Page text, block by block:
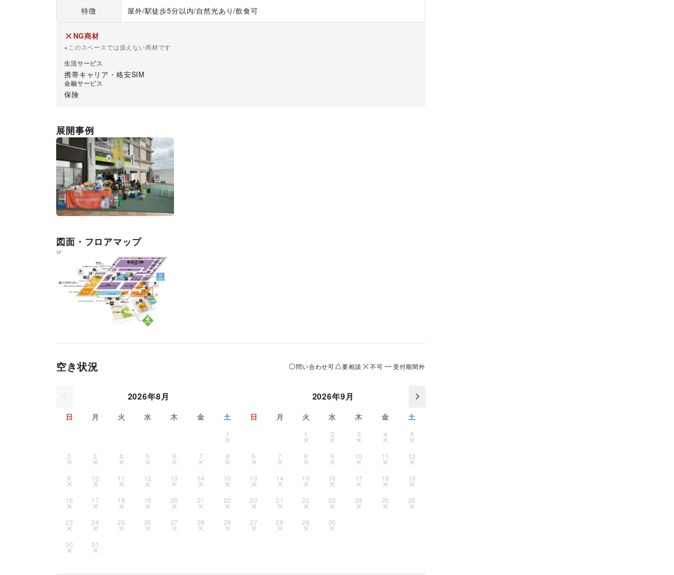
特徴 屋外/駅徒歩5分以内/自然光あり/飲食可
NG商材
※このスペースでは扱えない商材です
生活サービス
携帯キャリア・格安SIM
金融サービス
保険
展開事例
図面・フロアマップ
空き状況 問い合わせ可 要相談 不可 受付期間外
2026年8月
日 月 火 水 木 金 土
1
2 3 4 5 6 7 8
9 10 11 12 13 14 15
16 17 18 19 20 21 22
23 24 25 26 27 28 29
30 31
2026年9月
日 月 火 水 木 金 土
1 2 3 4 5
6 7 8 9 10 11 12
13 14 15 16 17 18 19
20 21 22 23 24 25 26
27 28 29 30